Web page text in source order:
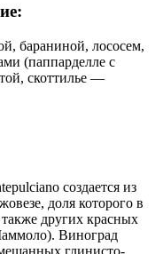
бараниной, лососем,
(паппарделле с
скоттилье —
создается из
доля которого в
других красных
Виноград
глинисто-